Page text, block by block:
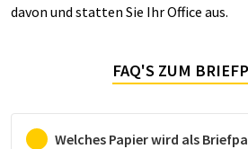
davon und statten Sie Ihr Office aus.
FAQ'S ZUM
Welches Papier wird als